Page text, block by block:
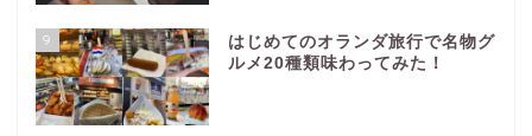
9
はじめてのオランダ旅行で名物グ
ルメ20種類味わってみた！